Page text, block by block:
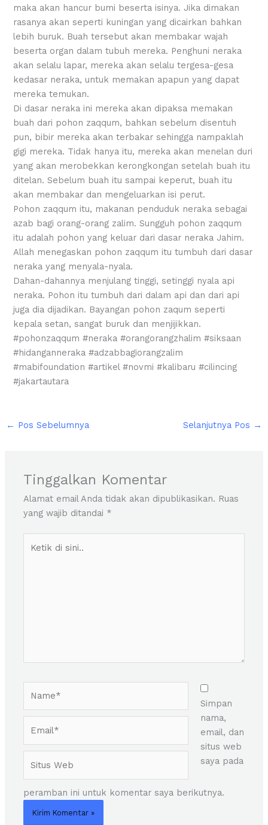
maka akan hancur bumi beserta isinya. Jika dimakan
rasanya akan seperti kuningan yang dicairkan bahkan
lebih buruk. Buah tersebut akan membakar wajah
beserta organ dalam tubuh mereka. Penghuni neraka
akan selalu lapar, mereka akan selalu tergesa-gesa
kedasar neraka, untuk memakan apapun yang dapat
mereka temukan.
Di dasar neraka ini mereka akan dipaksa memakan
buah dari pohon zaqqum, bahkan sebelum disentuh
pun, bibir mereka akan terbakar sehingga nampaklah
gigi mereka. Tidak hanya itu, mereka akan menelan duri
yang akan merobekkan kerongkongan setelah buah itu
ditelan. Sebelum buah itu sampai keperut, buah itu
akan membakar dan mengeluarkan isi perut.
Pohon zaqqum itu, makanan penduduk neraka sebagai
azab bagi orang-orang zalim. Sungguh pohon zaqqum
itu adalah pohon yang keluar dari dasar neraka Jahim.
Allah menegaskan pohon zaqqum itu tumbuh dari dasar
neraka yang menyala-nyala.
Dahan-dahannya menjulang tinggi, setinggi nyala api
neraka. Pohon itu tumbuh dari dalam api dan dari api
juga dia dijadikan. Bayangan pohon zaqum seperti
kepala setan, sangat buruk dan menjijikkan.
#pohonzaqqum #neraka #orangorangzhalim #siksaan
#hidanganneraka #adzabbagiorangzalim
#mabifoundation #artikel #novmi #kalibaru #cilincing
#jakartautara
← Pos Sebelumnya Selanjutnya Pos →
Tinggalkan Komentar
Alamat email Anda tidak akan dipublikasikan. Ruas
yang wajib ditandai *
Web
Simpan
nama,
email, dan
situs web
saya pada
peramban ini untuk komentar saya berikutnya.